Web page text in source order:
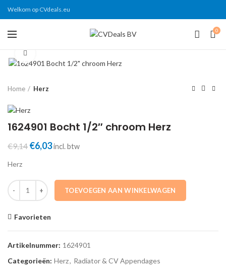
Welkom op CVdeals.eu
0
Home Herz
1624901 Bocht 1/2″ chroom Herz
€9,14 Oorspronkelijke
€6,03Huidige
incl. btw
Herz
1624901 Bocht 1/2" chroom Herz aantal
TOEVOEGEN AAN WINKELWAGEN
Favorieten
Artikelnummer: 1624901
Categorieën: Herz, Radiator & CV Appendages